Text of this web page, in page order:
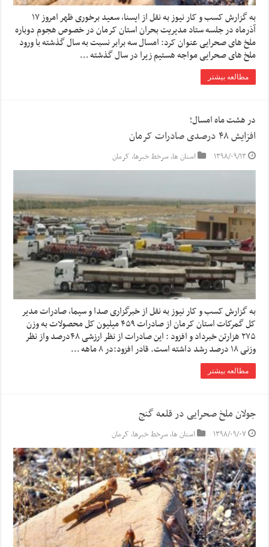
به گزارش کسب و کار نیوز به نقل از ایسنا, سعید برخوری ظهر امروز ۱۷
آذرماه در جلسه ستاد مدیریت بحران استان کرمان در خصوص هجوم دوباره
ملخ های صحرایی عنوان کرد: امسال سه برابر نسبت به سال گذشته با ورود
ملخ های صحرایی مواجه هستیم زیرا در سال گذشته …
مطالعه بیشتر
در هشت ماه امسال؛
افزایش ۴۸ درصدی صادرات کرمان
۱۳۹۸/۰۹/۱۳ استان ها,سرخط خبرها, کرمان
به گزارش کسب و کار نیوز به نقل از خبرگزاری صدا و سیما, صادرات مدیر
کل گمرکات استان کرمان از صادرات ۴۵۹ میلیون کل محصولات به وزن
۲۷۵ هزارتن خبرداد و افزود : این صادرات از نظر ارزشی ۴۸درصد واز نظر
وزنی ۱۸ درصد رشد داشته است. قادر افزود:در ۸ ماهه …
مطالعه بیشتر
جولان ملخ صحرایی در قلعه گنج
۱۳۹۸/۰۹/۰۷ استان ها,سرخط خبرها, کرمان